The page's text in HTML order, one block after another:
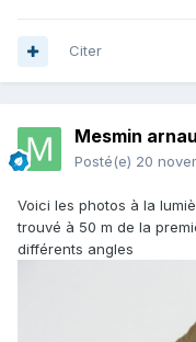
Citer
Mesmin
Posté(e) 20
Voici les photos à la
trouvé à 50 m de la
différents angles